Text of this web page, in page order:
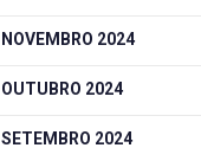
NOVEMBRO 2024
OUTUBRO 2024
SETEMBRO 2024